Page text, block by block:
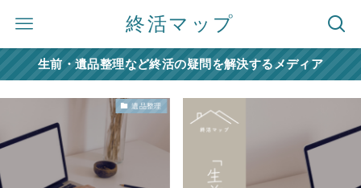
終活マップ
生前・遺品整理など終活の疑問を解決するメディア